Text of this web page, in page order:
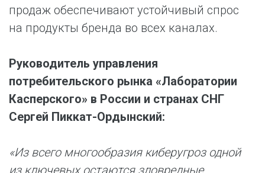
продаж обеспечивают устойчивый спрос
на продукты бренда во всех каналах.
Руководитель управления
потребительского рынка «Лаборатории
Касперского» в России и странах СНГ
Сергей Пиккат-Ордынский:
«Из всего многообразия киберугроз одной
из ключевых остаются зловредные